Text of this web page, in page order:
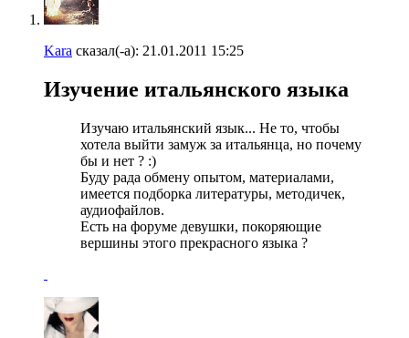
Kara сказал(-а): 21.01.2011 15:25
Изучение итальянского языка
Изучаю итальянский язык... Не то, чтобы
хотела выйти замуж за итальянца, но почему
бы и нет ? :)
Буду рада обмену опытом, материалами,
имеется подборка литературы, методичек,
аудиофайлов.
Есть на форуме девушки, покоряющие
вершины этого прекрасного языка ?